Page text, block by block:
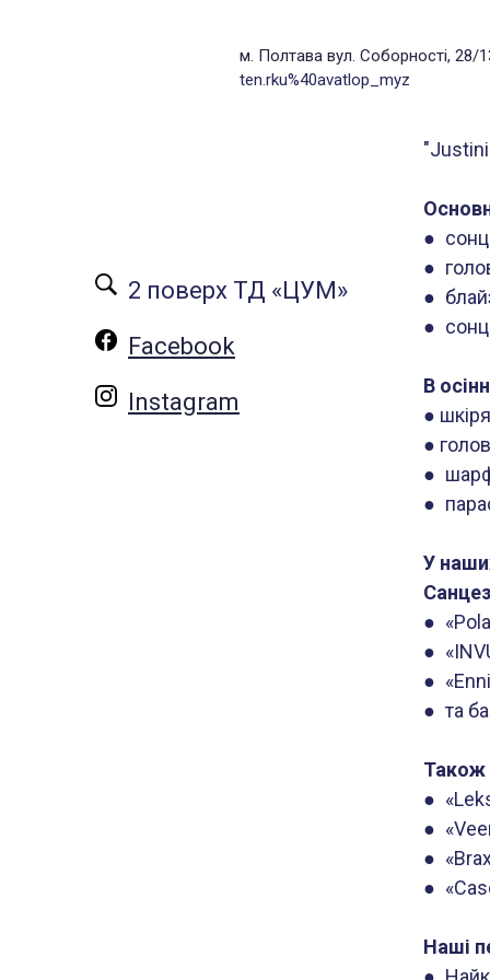
м. Полтава вул. Соборності, 28/
ten.rku%40avatlop_myz
2 поверх ТД «ЦУМ»
Facebook
Instagram
●
●
●
●
В
●
●
●
●
У
●
●
●
● та
Також
●
●
●
●
Наші